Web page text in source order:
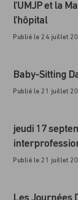
l'UMJP et la
l'hôpital
Publié le 24 juillet
Baby-Sitting
Publié le 21 juillet
jeudi 17
Publié le 21 juillet